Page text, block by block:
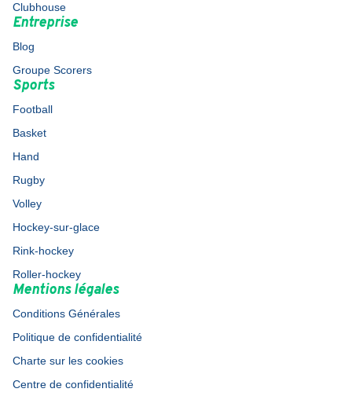
Clubhouse
Entreprise
Blog
Groupe Scorers
Sports
Football
Basket
Hand
Rugby
Volley
Hockey-sur-glace
Rink-hockey
Roller-hockey
Mentions légales
Conditions Générales
Politique de confidentialité
Charte sur les cookies
Centre de confidentialité